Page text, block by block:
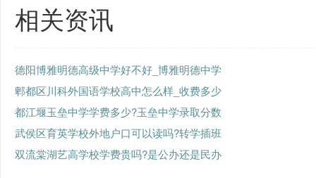
相关资讯
德阳博雅明德高级中学好不好_博雅明德中学
郫都区川科外国语学校高中怎么样_收费多少
都江堰玉垒中学学费多少?玉垒中学录取分数
武侯区育英学校外地户口可以读吗?转学插班
双流棠湖艺高学校学费贵吗?是公办还是民办